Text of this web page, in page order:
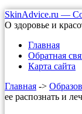
SkinAdvice.ru —
О здоровье и
Главная
Обратная
Карта сайта
Главная ->
ее распознать и